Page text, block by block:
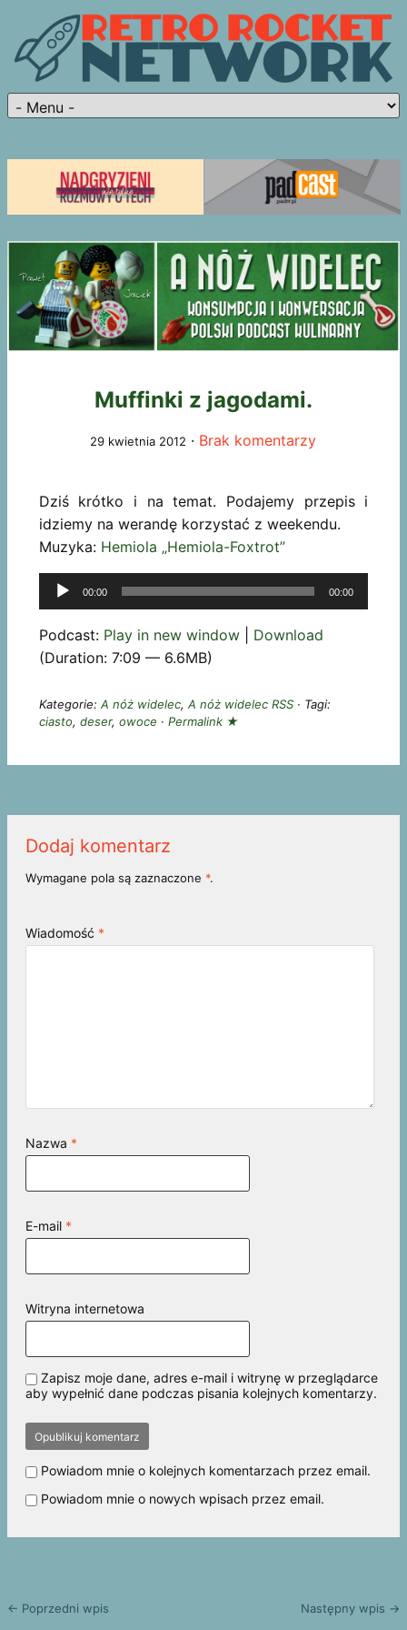
Muffinki z jagodami.
29 kwietnia 2012 · Brak komentarzy
Dziś krótko i na temat. Podajemy przepis i
idziemy na werandę korzystać z weekendu.
Muzyka: Hemiola „Hemiola-Foxtrot”
Odtwarzacz
plików
dźwiękowych
00:00 00:00
Podcast: Play in new window| Download
(Duration: 7:09 — 6.6MB)
Kategorie: A nóż widelec, A nóż widelec RSS· Tagi:
ciasto, deser, owoce · Permalink ★
Dodaj komentarz
Wymagane pola są zaznaczone *.
Wiadomość *
Nazwa *
E-mail *
Witryna internetowa
Zapisz moje dane, adres e-mail i witrynę w przeglądarce
aby wypełnić dane podczas pisania kolejnych komentarzy.
Powiadom mnie o kolejnych komentarzach przez email.
Powiadom mnie o nowych wpisach przez email.
← Poprzedni wpis Następny wpis →